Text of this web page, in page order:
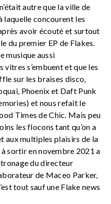
autre que la ville de
laquelle concourent les
avoir écouté et surtout
du premier EP de Flakes.
musique aussi
s’embuent et que les
sur les braises disco,
Phoenix et Daft Punk
et nous refait le
Times de Chic. Mais peu
les flocons tant qu’on a
aux multiples plaisirs de la
sortir en novembre 2021 a
du directeur
de Maceo Parker,
tout sauf une Flake news